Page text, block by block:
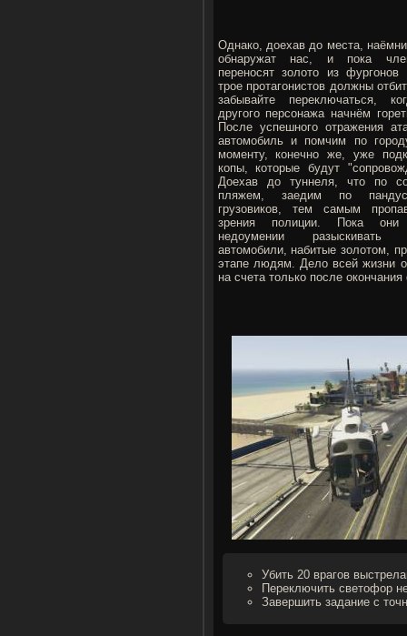
Однако, доехав до места,
обнаружат нас, и пока
переносят золото из
трое протагонистов должны
забывайте переключаться,
другого персонажа начнём
После успешного отражения
автомобиль и помчим по
моменту, конечно же, уже
копы, которые будут
Доехав до туннеля, что по
пляжем, заедим по
грузовиков, тем самым
зрения полиции. Пока
недоумении разыскивать
автомобили, набитые золотом,
этапе людям. Дело всей жизни
на счета только после
Убить 20 врагов
Переключить светофор
Завершить задание с